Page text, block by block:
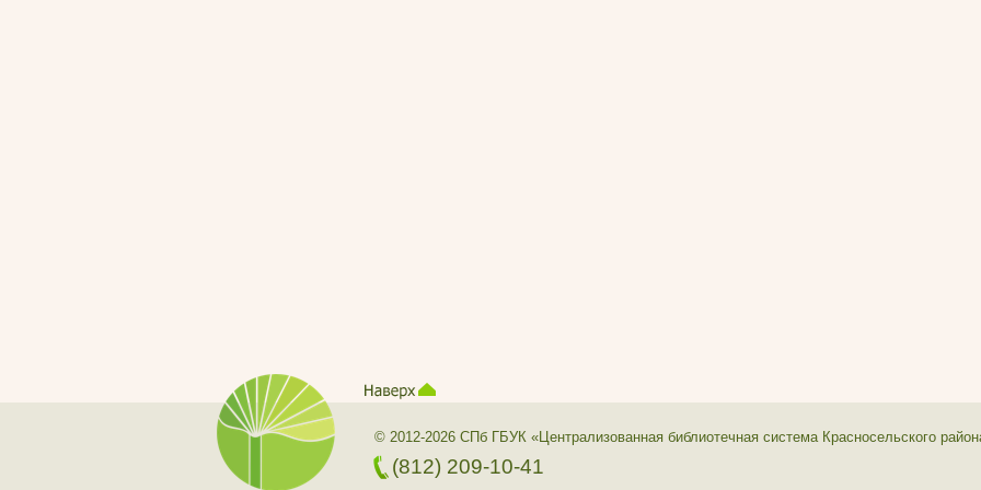
© 2012-2026 СПб ГБУК «Централизованная библиотечная система Красносельского
(812) 209-10-41